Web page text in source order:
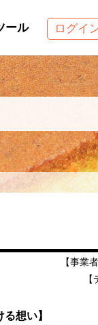
ール ログイ
【事業
る想い】